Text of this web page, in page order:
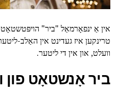
אין אַ ינפאָרמאַל "ביר" הויפּטשטאָט
טרינקען איז געדינט אין האַלב-
וועלט, און אין די ליטער.
ביר אָנשטאָט פון